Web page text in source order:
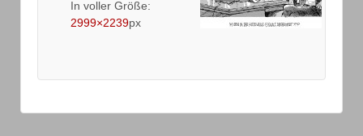
In voller Größe:
2999×2239px